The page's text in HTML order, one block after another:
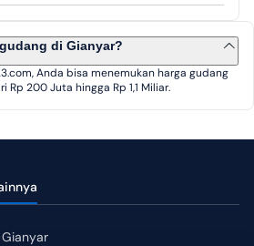
di Gianyar?
Anda bisa menemukan harga gudang
200 Juta hingga Rp 1,1 Miliar.